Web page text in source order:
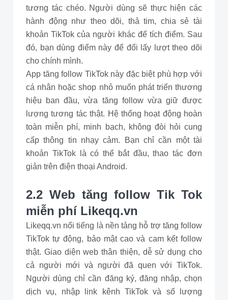
tương tác chéo. Người dùng sẽ thực hiện các
hành động như theo dõi, thả tim, chia sẻ tài
khoản TikTok của người khác để tích điểm. Sau
đó, bạn dùng điểm này để đổi lấy lượt theo dõi
cho chính mình.
App tăng follow TikTok này đặc biệt phù hợp với
cá nhân hoặc shop nhỏ muốn phát triển thương
hiệu ban đầu, vừa tăng follow vừa giữ được
lượng tương tác thật. Hệ thống hoạt động hoàn
toàn miễn phí, minh bạch, không đòi hỏi cung
cấp thông tin nhạy cảm. Bạn chỉ cần một tài
khoản TikTok là có thể bắt đầu, thao tác đơn
giản trên điện thoại Android.
2.2 Web tăng follow Tik Tok
miễn phí Likeqq.vn
Likeqq.vn nổi tiếng là nền tảng hỗ trợ tăng follow
TikTok tự động, bảo mật cao và cam kết follow
thật. Giao diện web thân thiện, dễ sử dụng cho
cả người mới và người đã quen với TikTok.
Người dùng chỉ cần đăng ký, đăng nhập, chọn
dịch vụ, nhập link kênh TikTok và số lượng